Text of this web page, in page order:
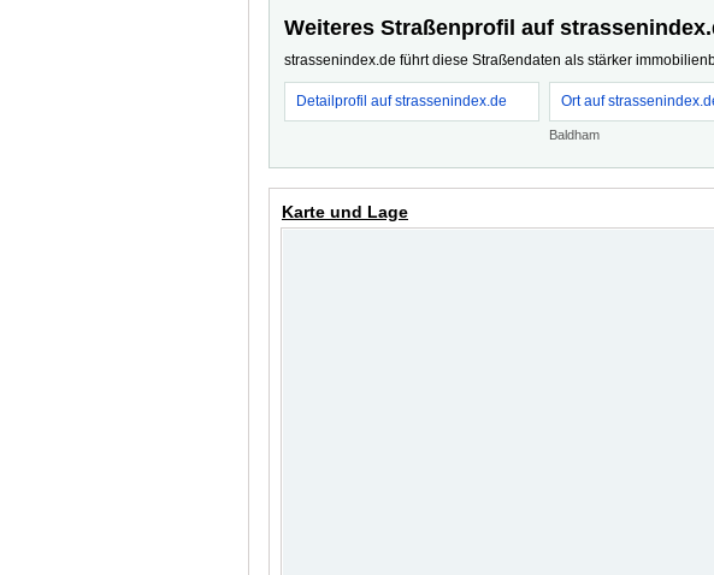
Weiteres Straßenprofil auf
strassenindex.de führt diese Straßendaten als stärker
Detailprofil auf strassenindex.de Ort auf
Baldham
Karte und Lage